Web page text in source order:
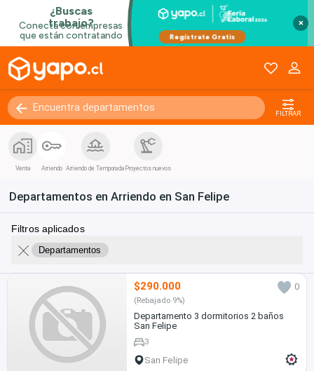
×
FILTRAR
Venta Arriendo Arriendo de Temporada Proyectos nuevos
Departamentos en Arriendo en San Felipe
Filtros aplicados
Departamentos
$290.000 0
(Rebajado 9%)
Departamento 3 dormitorios 2 baños
San Felipe
3
San Felipe